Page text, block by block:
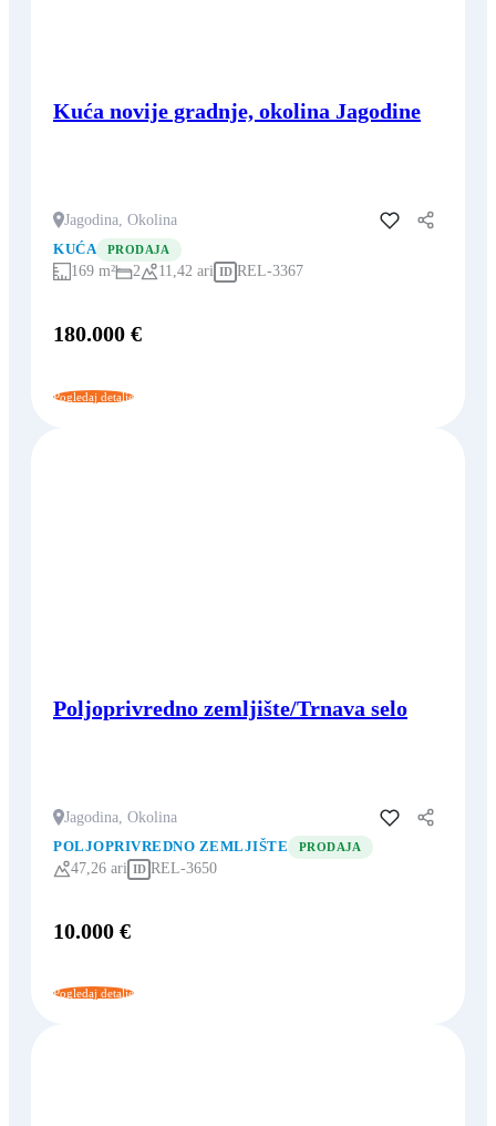
Kuća novije gradnje, okolina Jagodine
Jagodina, Okolina
Dodaj u favorite
KUĆA
PRODAJA
169 m² 2 11,42 ari ID REL-3367
180.000 €
Pogledaj detalje
Poljoprivredno zemljište/Trnava selo
Jagodina, Okolina
Dodaj u favorite
POLJOPRIVREDNO ZEMLJIŠTE
PRODAJA
47,26 ari ID REL-3650
10.000 €
Pogledaj detalje